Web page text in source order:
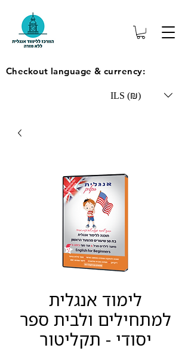
Checkout language & currency:
ILS (₪)
לימוד אנגלית
למתחילים ולבית ספר
יסודי - תקליטור